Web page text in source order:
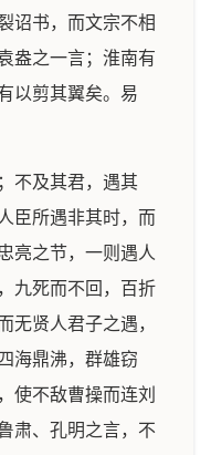
诏书，而文宗不相
盎之一言；淮南有
以剪其翼矣。易
不及其君，遇其
臣所遇非其时，而
亮之节，一则遇人
九死而不回，百折
无贤人君子之遇，
海鼎沸，群雄窃
使不敌曹操而连刘
肃、孔明之言，不